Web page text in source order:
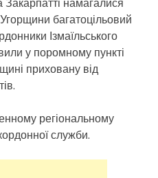
багатоцільовий
Ізмаїльського
у поромному пункті
приховану від
регіональному
служби.